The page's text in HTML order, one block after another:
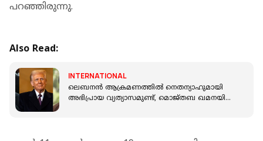
പറഞ്ഞിരുന്നു.
Also Read:
INTERNATIONAL
ലെബനൻ ആക്രമണത്തിൽ നെതന്യാഹുമായി
അഭിപ്രായ വ്യത്യാസമുണ്ട്, മൊജ്തബ ഖമനയി